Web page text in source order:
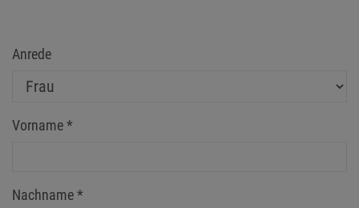
Anrede
Vorname*
Nachname*